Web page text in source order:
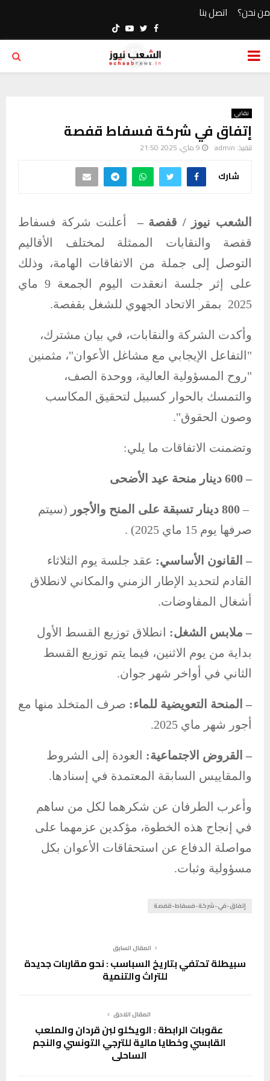
من نحن؟ اتصل بنا
Facebook
Twitter
Youtube
PRIMARY
نقابي
إتفاق في شركة فسفاط قفصة
تنفيذ: admin 9 ماي، 2025 21:50
شارك
الشعب نيوز / قفصة –
أعلنت شركة فسفاط
قفصة والنقابات الممثلة لمختلف الأقاليم
التوصل إلى جملة من الاتفاقات الهامة، وذلك
على إثر جلسة انعقدت اليوم الجمعة 9 ماي
2025 بمقر الاتحاد الجهوي للشغل بقفصة.
وأكدت الشركة والنقابات، في بيان مشترك،
"التفاعل الإيجابي مع مشاغل الأعوان"، مثمنين
"روح المسؤولية العالية، ووحدة الصف،
والتمسك بالحوار كسبيل لتحقيق المكاسب
وصون الحقوق".
وتضمنت الاتفاقات ما يلي:
– 600 دينار منحة عيد الأضحى
–
800 دينار تسبقة على المنح والأجور (سيتم
صرفها يوم 15 ماي 2025) .
– القانون الأساسي: عقد جلسة يوم الثلاثاء
القادم لتحديد الإطار الزمني والمكاني لانطلاق
أشغال المفاوضات.
– ملابس الشغل: انطلاق توزيع القسط الأول
بداية من يوم الاثنين، فيما يتم توزيع القسط
الثاني في أواخر شهر جوان.
– المنحة التعويضية للماء: صرف المتخلد منها مع
أجور شهر ماي 2025.
– القروض الاجتماعية: العودة إلى الشروط
والمقاييس السابقة المعتمدة في إسنادها.
وأعرب الطرفان عن شكرهما لكل من ساهم
في إنجاح هذه الخطوة، مؤكدين عزمهما على
مواصلة الدفاع عن استحقاقات الأعوان بكل
مسؤولية وثبات.
إتفاق-في-شركة-فسفاط-قفصة
المقال السابق
سبيطلة تحتفي بتاريخ السباسب : نحو مقاربات جديدة
للتراث والتنمية
المقال اللاحق
عقوبات الرابطة : الويكلو لبن قردان والملعب
القابسي وخطايا مالية للترجي التونسي والنجم
الساحلي